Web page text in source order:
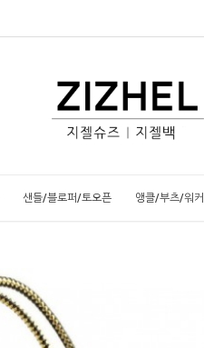
샌들/블로퍼/토오픈 앵클/부츠/워커